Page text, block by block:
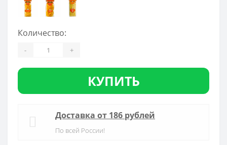
Количество:
- +
КУПИТЬ
Доставка от 186 рублей
По всей России!